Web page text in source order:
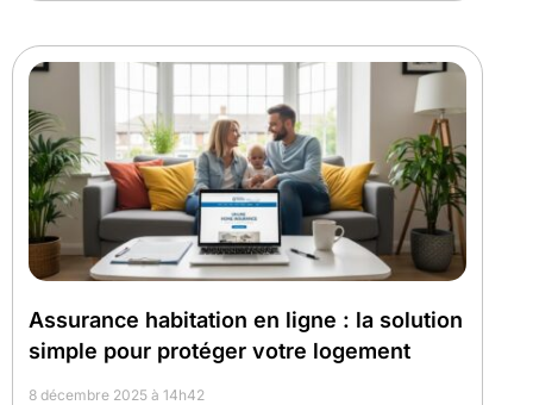
Assurance habitation en ligne : la solution
simple pour protéger votre logement
8 décembre 2025 à 14h42